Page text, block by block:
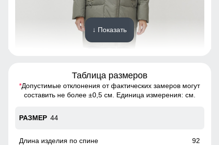
Куртка с водонепроницаемостью 10000мм обеспечит
непревзойденную защиту от дождя. Мембранные
оставаться активным в любую погоду, не беспокоясь о
↓ Показать
Таблица размеров
*Допустимые отклонения от фактических замеров могут
составить не более ±0,5 см. Единица измерения: см.
44
92